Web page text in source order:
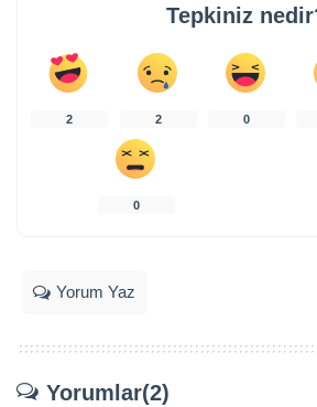
Tepkiniz
2 2 0
0
Yorum Yaz
Yorumlar(2)